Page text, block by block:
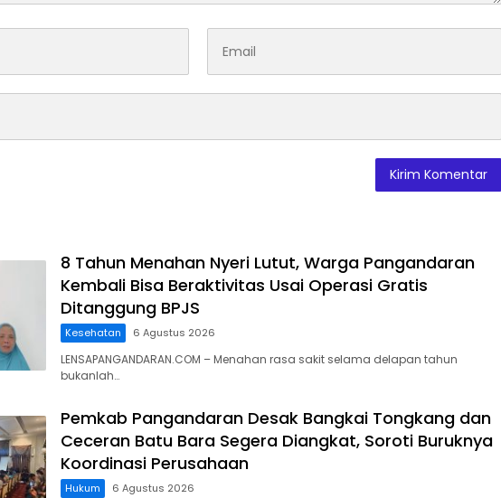
8 Tahun Menahan Nyeri Lutut, Warga Pangandaran
Kembali Bisa Beraktivitas Usai Operasi Gratis
Ditanggung BPJS
Kesehatan 6 Agustus 2026
LENSAPANGANDARAN.COM – Menahan rasa sakit selama delapan tahun
bukanlah…
Pemkab Pangandaran Desak Bangkai Tongkang dan
Ceceran Batu Bara Segera Diangkat, Soroti Buruknya
Koordinasi Perusahaan
Hukum 6 Agustus 2026